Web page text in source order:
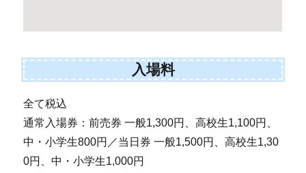
入場料
全て税込
通常入場券：前売券 一般1,300円、高校生1,100円、
中・小学生800円／当日券 一般1,500円、高校生1,30
0円、中・小学生1,000円